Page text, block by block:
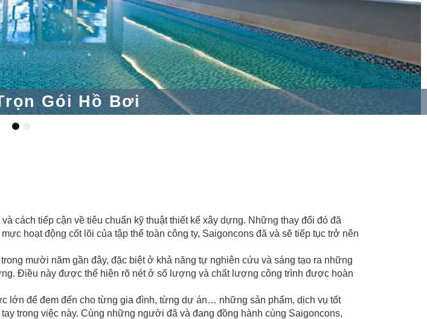
Gói Hồ Bơi
cách tiếp cận về tiêu chuẩn kỹ thuật thiết kế xây dựng. Những thay đổi đó đã
hoạt động cốt lõi của tập thể toàn công ty, Saigoncons đã và sẽ tiếp tục trở nên
mười năm gần đây, đặc biệt ở khả năng tự nghiên cứu và sáng tạo ra những
Điều này được thể hiện rõ nét ở số lượng và chất lượng công trình được hoàn
để đem đến cho từng gia đình, từng dự án… những sản phẩm, dịch vụ tốt
trong việc này. Cùng những người đã và đang đồng hành cùng Saigoncons,